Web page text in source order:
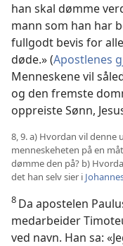
han skal dømme
mann som han har
fullgodt bevis for
døde.» (Apostlenes
Menneskene vil
og den fremste
oppreiste Sønn,
8, 9. a) Hvordan vil
menneskeheten på en
dømme den på? b)
det han selv sier i
8 Da apostelen
medarbeider
ved navn. Han sa: